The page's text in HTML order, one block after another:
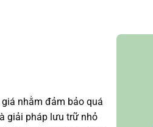
nhằm đảm bảo quá
giải pháp lưu trữ nhỏ